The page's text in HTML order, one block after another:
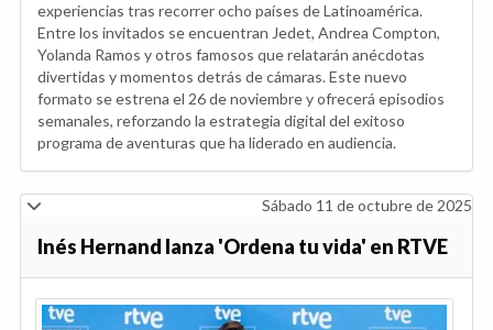
experiencias tras recorrer ocho países de Latinoamérica.
Entre los invitados se encuentran Jedet, Andrea Compton,
Yolanda Ramos y otros famosos que relatarán anécdotas
divertidas y momentos detrás de cámaras. Este nuevo
formato se estrena el 26 de noviembre y ofrecerá episodios
semanales, reforzando la estrategia digital del exitoso
programa de aventuras que ha liderado en audiencia.
Sábado 11 de octubre de 2025
Inés Hernand lanza 'Ordena tu vida' en RTVE